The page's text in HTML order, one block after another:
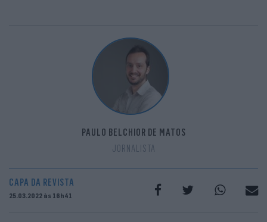
PAULO BELCHIOR DE MATOS
JORNALISTA
CAPA DA REVISTA
25.03.2022 às 16h41